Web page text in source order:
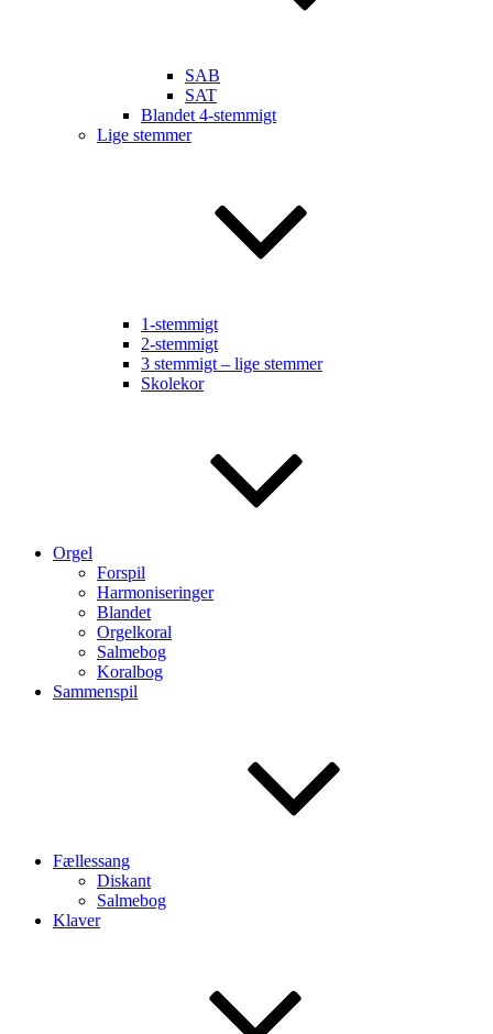
SAB
SAT
Blandet 4-stemmigt
Lige stemmer
1-stemmigt
2-stemmigt
3 stemmigt – lige stemmer
Skolekor
Orgel
Forspil
Harmoniseringer
Blandet
Orgelkoral
Salmebog
Koralbog
Sammenspil
Fællessang
Diskant
Salmebog
Klaver